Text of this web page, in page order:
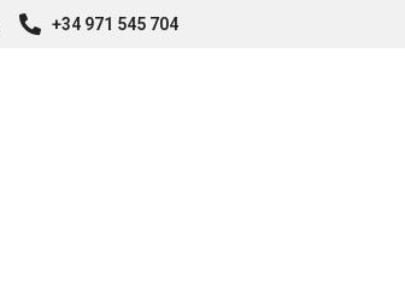
+34 971 545 704